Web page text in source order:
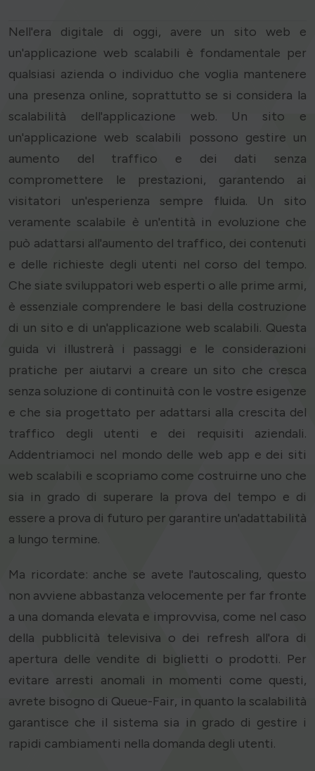
Nell'era digitale di oggi, avere un sito web e
un'applicazione web scalabili è fondamentale per
qualsiasi azienda o individuo che voglia mantenere
una presenza online, soprattutto se si considera la
scalabilità dell'applicazione web. Un sito e
un'applicazione web scalabili possono gestire un
aumento del traffico e dei dati senza
compromettere le prestazioni, garantendo ai
visitatori un'esperienza sempre fluida. Un sito
veramente scalabile è un'entità in evoluzione che
può adattarsi all'aumento del traffico, dei contenuti
e delle richieste degli utenti nel corso del tempo.
Che siate sviluppatori web esperti o alle prime armi,
è essenziale comprendere le basi della costruzione
di un sito e di un'applicazione web scalabili. Questa
guida vi illustrerà i passaggi e le considerazioni
pratiche per aiutarvi a creare un sito che cresca
senza soluzione di continuità con le vostre esigenze
e che sia progettato per adattarsi alla crescita del
traffico degli utenti e dei requisiti aziendali.
Addentriamoci nel mondo delle web app e dei siti
web scalabili e scopriamo come costruirne uno che
sia in grado di superare la prova del tempo e di
essere a prova di futuro per garantire un'adattabilità
a lungo termine.
Ma ricordate: anche se avete l'autoscaling, questo
non avviene abbastanza velocemente per far fronte
a una domanda elevata e improvvisa, come nel caso
della pubblicità televisiva o dei refresh all'ora di
apertura delle vendite di biglietti o prodotti. Per
evitare arresti anomali in momenti come questi,
avrete bisogno di Queue-Fair, in quanto la scalabilità
garantisce che il sistema sia in grado di gestire i
rapidi cambiamenti nella domanda degli utenti.